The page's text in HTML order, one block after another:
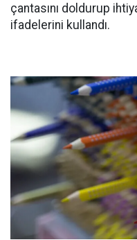
çantasını doldurup
ifadelerini kullandı.